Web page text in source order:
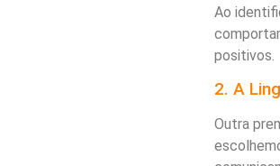
Ao
positivos.
2. A
Outra